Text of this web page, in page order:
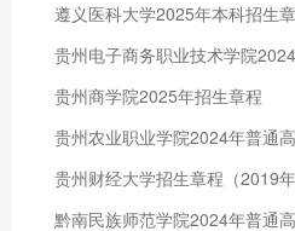
遵义医科大学2025年本科招生
贵州电子商务职业技术学院
贵州商学院2025年招生章程
贵州农业职业学院2024年普通
贵州财经大学招生章程（2019年
黔南民族师范学院2024年普通